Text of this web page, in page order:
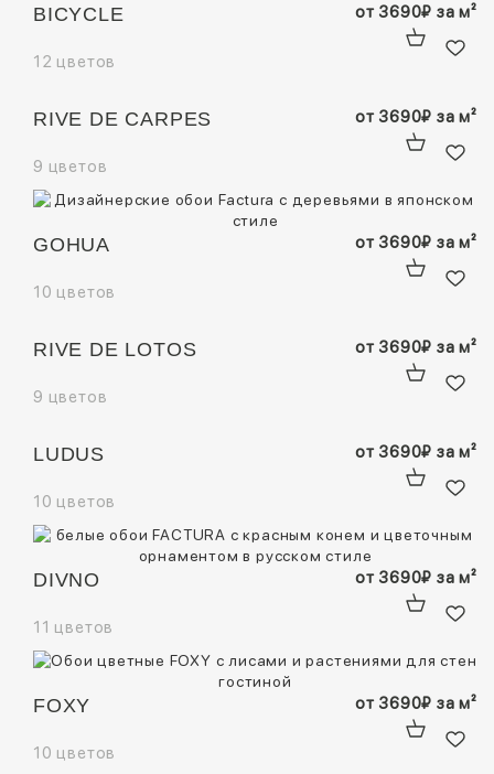
BICYCLE
12 цветов
от 3690₽ за м²
RIVE DE CARPES
9 цветов
от 3690₽ за м²
GOHUA
10 цветов
от 3690₽ за м²
RIVE DE LOTOS
9 цветов
от 3690₽ за м²
LUDUS
10 цветов
от 3690₽ за м²
DIVNO
11 цветов
от 3690₽ за м²
FOXY
10 цветов
от 3690₽ за м²